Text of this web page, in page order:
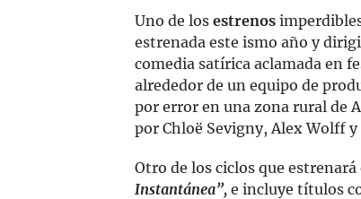
Uno de los estrenos
estrenada este ismo año y
comedia satírica aclamada en
alrededor de un equipo de
por error en una zona rural de
por Chloë Sevigny, Alex Wolff y
Otro de los ciclos que
Instantánea”, e incluye títulos